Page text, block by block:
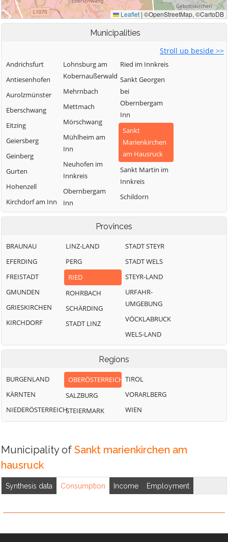
Municipalities
Stroll up beside >>
Andrichsfurt
Antiesenhofen
Aurolzmünster
Eberschwang
Eitzing
Geiersberg
Geinberg
Gurten
Hohenzell
Kirchdorf am Inn
Kirchheim im
Lambrechten
Lohnsburg am
Kobernaußerwald
Mehrnbach
Mettmach
Mörschwang
Mühlheim am
Inn
Neuhofen im
Innkreis
Obernbergam
Inn
Ortim Innkreis
Peterskirchen
Pramet
Reichersberg
Ried im Innkreis
Sankt Georgen
bei
Obernbergam
Inn
Sankt
Marienkirchen
am Hausruck
Sankt Martin im
Innkreis
Schildorn
Senftenbach
Taiskirchen im
Utzenaich
Waldzell
Weilbach
Wippenham
Provinces
BRAUNAU
EFERDING
FREISTADT
GMUNDEN
GRIESKIRCHEN
KIRCHDORF
LINZ-LAND
PERG
RIED
ROHRBACH
SCHÄRDING
STADT LINZ
STADT STEYR
STADT WELS
STEYR-LAND
URFAHR-
UMGEBUNG
VÖCKLABRUCK
WELS-LAND
Regions
BURGENLAND
KÄRNTEN
NIEDERÖSTERREICH
OBERÖSTERREICH
SALZBURG
STEIERMARK
TIROL
VORARLBERG
WIEN
Municipality of Sankt marienkirchen am
hausruck
Synthesis data Consumption Income Employment